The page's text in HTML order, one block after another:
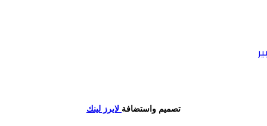
تصميم واستضافة لايرز لينك